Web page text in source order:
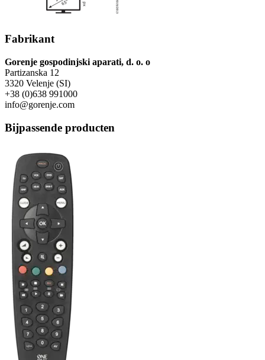
Fabrikant
Gorenje gospodinjski aparati, d. o. o
Partizanska 12
3320 Velenje (SI)
+38 (0)638 991000
info@gorenje.com
Bijpassende producten